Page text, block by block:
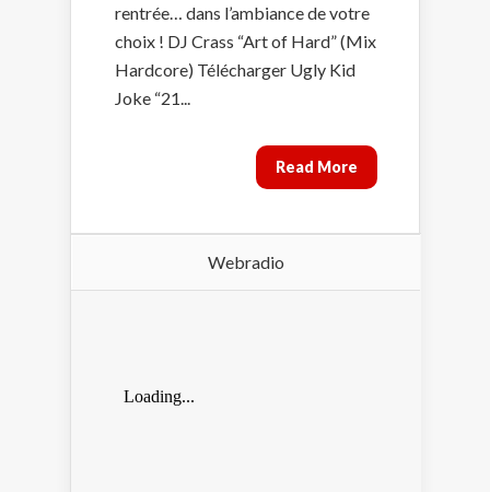
rentrée… dans l’ambiance de votre
choix ! DJ Crass “Art of Hard” (Mix
Hardcore) Télécharger Ugly Kid
Joke “21...
Read More
Webradio